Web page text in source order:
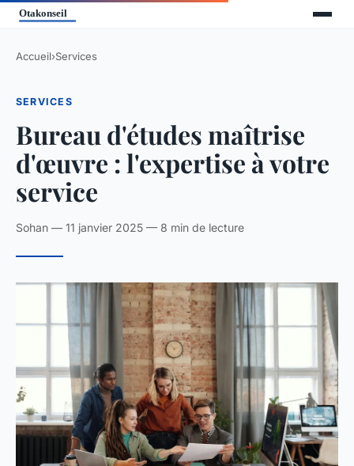
Accueil›Services
SERVICES
Bureau d'études maîtrise
d'œuvre : l'expertise à votre
service
Sohan — 11 janvier 2025 — 8 min de lecture